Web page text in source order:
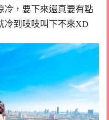
冷，要下來還真要有點
冷到吱吱叫下不來XD